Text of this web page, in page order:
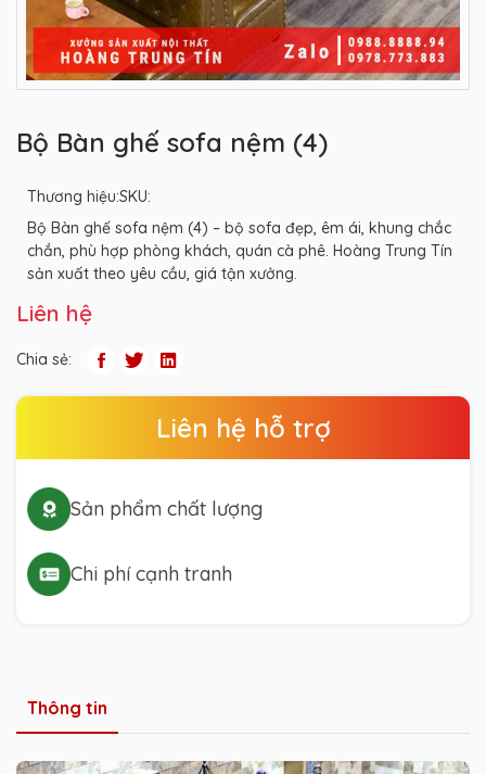
Bộ Bàn ghế sofa nệm (4)
Thương hiệu:SKU:
Bộ Bàn ghế sofa nệm (4) – bộ sofa đẹp, êm ái, khung chắc
chắn, phù hợp phòng khách, quán cà phê. Hoàng Trung Tín
sản xuất theo yêu cầu, giá tận xưởng.
Liên hệ
Chia sẻ:
Liên hệ hỗ trợ
Sản phẩm chất lượng
Chi phí cạnh tranh
Thông tin